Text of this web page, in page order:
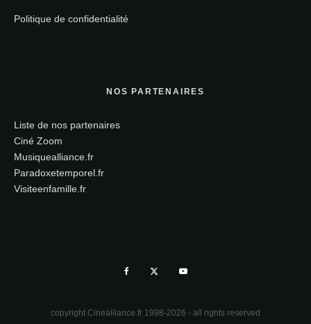
Politique de confidentialité
NOS PARTENAIRES
Liste de nos partenaires
Ciné Zoom
Musiquealliance.fr
Paradoxetemporel.fr
Visiteenfamille.fr
copyright Cinealliance.fr 1998-2026 - all rights reserved